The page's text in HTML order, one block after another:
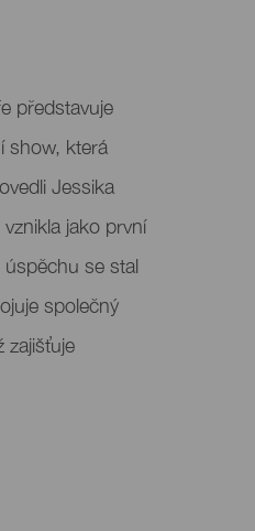
představuje
show, která
Jessika
jako první
úspěchu se stal
společný
zajišťuje